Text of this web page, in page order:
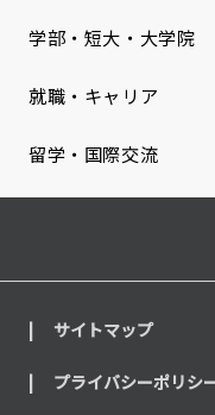
学部・短大・大学院
就職・キャリア
留学・国際交流
サイトマップ
プライバシーポリシ